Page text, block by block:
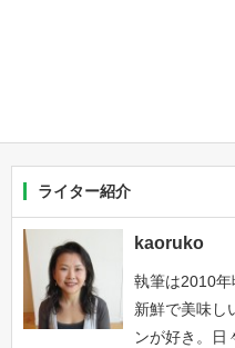
ライター紹介
kaoruko
執筆は2010年
新鮮で美味し
ンが好き。日